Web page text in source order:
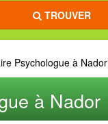
TROUVER
Psychologue à Nador
à Nador